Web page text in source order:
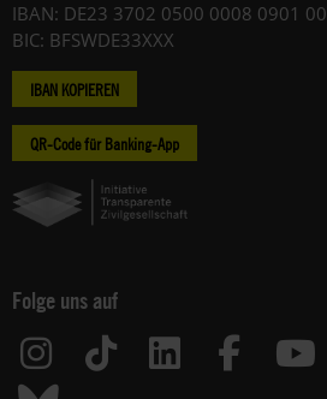
IBAN: DE23 3702 0500 0008 0901 00
BIC: BFSWDE33XXX
IBAN KOPIEREN
QR-Code für Banking-App
Folge uns auf